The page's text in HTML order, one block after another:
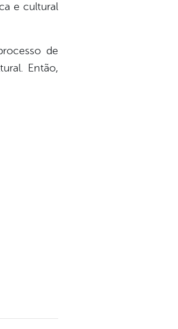
e cultural
de
Então,